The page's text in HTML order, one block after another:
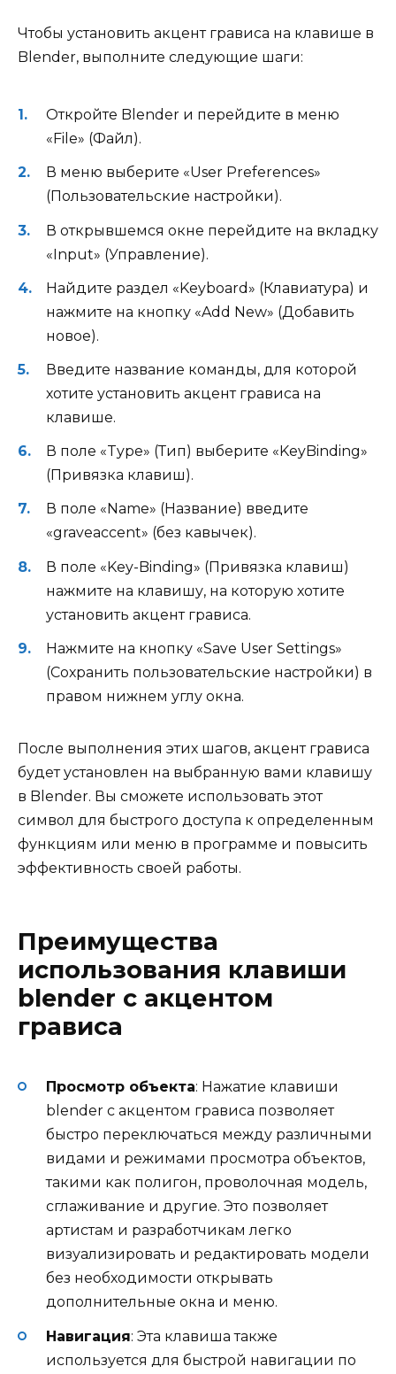
Чтобы установить акцент грависа на клавише в
Blender, выполните следующие шаги:
Откройте Blender и перейдите в меню
«File» (Файл).
В меню выберите «User Preferences»
(Пользовательские настройки).
В открывшемся окне перейдите на вкладку
«Input» (Управление).
Найдите раздел «Keyboard» (Клавиатура) и
нажмите на кнопку «Add New» (Добавить
новое).
Введите название команды, для которой
хотите установить акцент грависа на
клавише.
В поле «Type» (Тип) выберите «KeyBinding»
(Привязка клавиш).
В поле «Name» (Название) введите
«graveaccent» (без кавычек).
В поле «Key-Binding» (Привязка клавиш)
нажмите на клавишу, на которую хотите
установить акцент грависа.
Нажмите на кнопку «Save User Settings»
(Сохранить пользовательские настройки) в
правом нижнем углу окна.
После выполнения этих шагов, акцент грависа
будет установлен на выбранную вами клавишу
в Blender. Вы сможете использовать этот
символ для быстрого доступа к определенным
функциям или меню в программе и повысить
эффективность своей работы.
Преимущества
использования клавиши
blender с акцентом
грависа
Просмотр объекта: Нажатие клавиши
blender с акцентом грависа позволяет
быстро переключаться между различными
видами и режимами просмотра объектов,
такими как полигон, проволочная модель,
сглаживание и другие. Это позволяет
артистам и разработчикам легко
визуализировать и редактировать модели
без необходимости открывать
дополнительные окна и меню.
Навигация: Эта клавиша также
используется для быстрой навигации по